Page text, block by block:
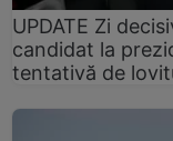
UPDATE Zi
candidat la
tentativă de